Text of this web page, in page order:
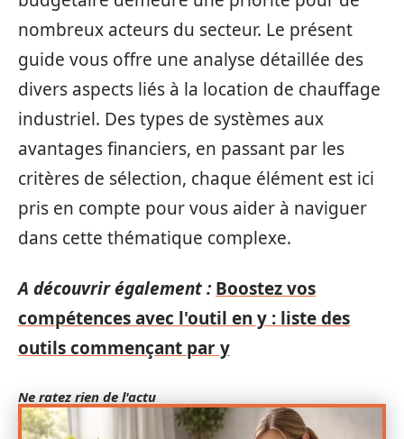
nombreux acteurs du secteur. Le présent
guide vous offre une analyse détaillée des
divers aspects liés à la location de chauffage
industriel. Des types de systèmes aux
avantages financiers, en passant par les
critères de sélection, chaque élément est ici
pris en compte pour vous aider à naviguer
dans cette thématique complexe.
A découvrir également : Boostez vos
compétences avec l'outil en y : liste des
outils commençant par y
Ne ratez rien de l'actu